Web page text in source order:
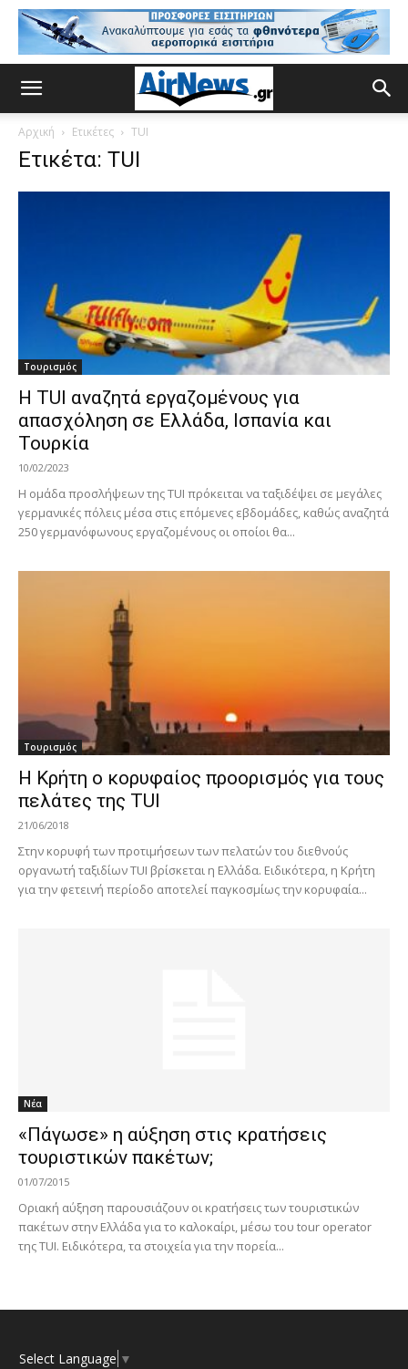
Αρχική Ετικέτες ΤUI
Ετικέτα: ΤUI
Τουρισμός
Η ΤUI αναζητά εργαζομένους για
απασχόληση σε Ελλάδα, Ισπανία και
Τουρκία
10/02/2023
Η ομάδα προσλήψεων της TUI πρόκειται να ταξιδέψει σε μεγάλες
γερμανικές πόλεις μέσα στις επόμενες εβδομάδες, καθώς αναζητά
250 γερμανόφωνους εργαζομένους οι οποίοι θα...
Τουρισμός
Η Κρήτη ο κορυφαίος προορισμός για τους
πελάτες της TUI
21/06/2018
Στην κορυφή των προτιμήσεων των πελατών του διεθνούς
οργανωτή ταξιδίων TUI βρίσκεται η Ελλάδα. Ειδικότερα, η Κρήτη
για την φετεινή περίοδο αποτελεί παγκοσμίως την κορυφαία...
Νέα
«Πάγωσε» η αύξηση στις κρατήσεις
τουριστικών πακέτων;
01/07/2015
Οριακή αύξηση παρουσιάζουν οι κρατήσεις των τουριστικών
πακέτων στην Ελλάδα για το καλοκαίρι, μέσω του tour operator
της ΤUI. Ειδικότερα, τα στοιχεία για την πορεία...
Select Language ▼